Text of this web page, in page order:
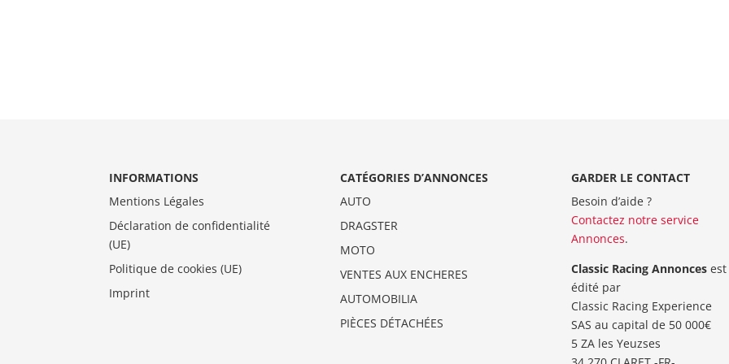
INFORMATIONS
Mentions Légales
Déclaration de confidentialité
(UE)
Politique de cookies (UE)
Imprint
CATÉGORIES D’ANNONCES
AUTO
DRAGSTER
MOTO
VENTES AUX ENCHERES
AUTOMOBILIA
PIÈCES DÉTACHÉES
GARDER LE CONTACT
Besoin d’aide ?
Contactez notre service
Annonces.
Classic Racing Annoncesest
édité par
Classic Racing Experience
SAS au capital de 50 000€
5 ZA les Yeuzses